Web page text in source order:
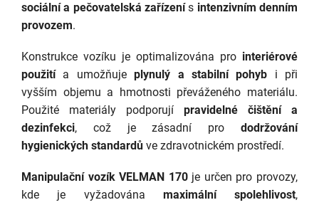
sociální a pečovatelská zařízenís intenzivním denním
provozem.
Konstrukce vozíku je optimalizována pro interiérové
použitía umožňujeplynulý a stabilní pohyb i při
vyšším objemu a hmotnosti převáženého materiálu.
Použité materiály podporují pravidelné čištění a
dezinfekci, což je zásadní pro dodržování
hygienických standardů ve zdravotnickém prostředí.
Manipulační vozík VELMAN 170je určen pro provozy,
kde je vyžadována maximální spolehlivost,